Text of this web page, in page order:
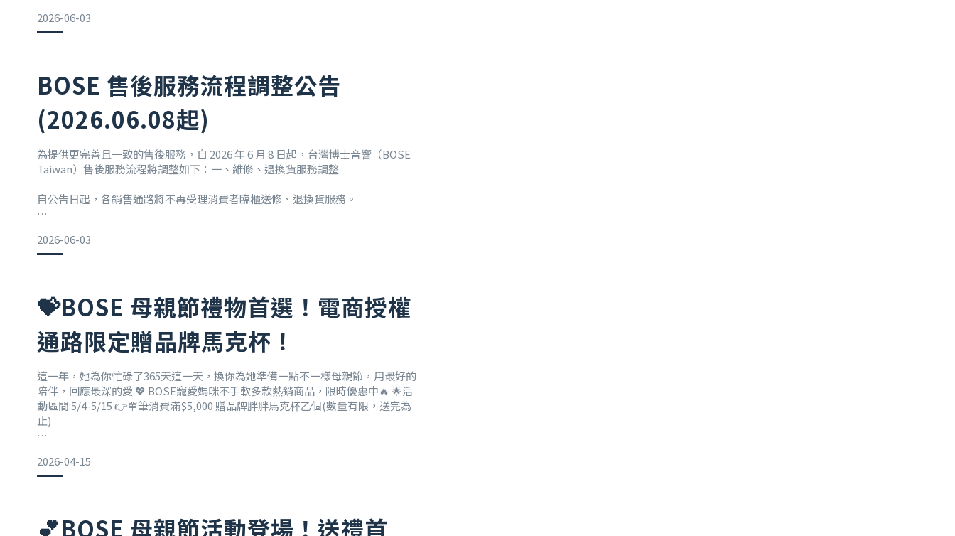
原價 $6,000 → 特價 $4,500
🔊揚聲器專區▪️SoundLink Max 可攜式揚聲器
原價 $5,90
2026-06-03
BOSE 售後服務流程調整公告
(2026.06.08起)
為提供更完善且一致的售後服務，自 2026 年 6 月 8 日起，台灣博士音響（BOSE
Taiwan）售後服務流程將調整如下：一、維修、退換貨服務調整
自公告日起，各銷售通路將不再受理消費者臨櫃送修、退換貨服務。
員提供後續處理方式與相關協助。【BOSE 官方客服資訊】
📞 客服專線：0080-1491-347 (提供中英文服務)
💬 官方 LINE 客服：
2026-06-03
💝BOSE 母親節禮物首選！電商授權
通路限定贈品牌馬克杯！
這一年，她為你忙碌了365天這一天，換你為她準備一點不一樣母親節，用最好的
陪伴，回應最深的愛 💖 BOSE寵愛媽咪不手軟多款熱銷商品，限時優惠中🔥 🌟活
動區間:5/4-5/15 👉單筆消費滿$5,000 贈品牌胖胖馬克杯乙個(數量有限，送完為
止)
原價 $15,800 → 特價 $12,900
2026-04-15
💕BOSE 母親節活動登場！送禮首